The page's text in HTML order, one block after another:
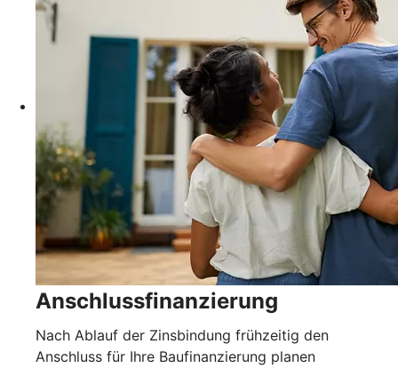
Anschlussfinanzierung
Nach Ablauf der Zinsbindung frühzeitig den
Anschluss für Ihre Baufinanzierung planen